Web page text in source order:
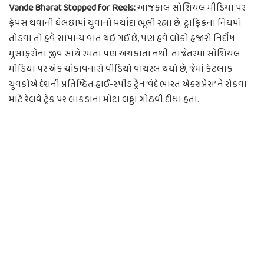
Vande Bharat Stopped for Reels:આજકાલ સોશિયલ મીડિયા પર
ફેમસ થવાની ઘેલછામાં યુવાનો મર્યાદા ભૂલી રહ્યા છે. ટ્રાફિકના નિયમો
તોડવા તો હવે સામાન્ય વાત થઈ ગઈ છે, પણ હવે લોકો હજારો નિર્દોષ
મુસાફરોના જીવ સાથે રમતા પણ અચકાતા નથી. તાજેતરમાં સોશિયલ
મીડિયા પર એક ચોંકાવનારો વીડિયો વાયરલ થયો છે, જેમાં કેટલાક
યુવકોએ દેશની પ્રતિષ્ઠિત હાઈ-સ્પીડ ટ્રેન ‘વંદે ભારત એક્સપ્રેસ’ ને રોકવા
માટે રેલવે ટ્રેક પર લાકડાના મોટા લઠ્ઠા ગોઠવી દીધા હતા.